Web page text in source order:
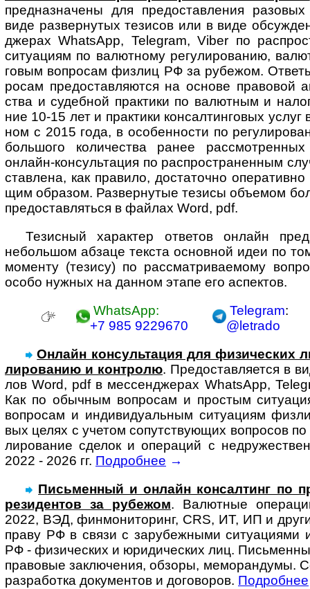
пред­наз­начены для предо­став­ления
виде развер­нутых тезисов или в виде
джерах WhatsApp, Telegram, Viber по
ситу­ациям по валют­ному регули­рованию,
говым воп­ро­сам физ­лиц РФ за рубе­жом.
росам предо­став­ляются на основе право­вой
ства и судеб­ной прак­тики по валют­ным и
ние 10-15 лет и прак­тики консал­тинговых
ном с 2015 года, в особен­ности по
боль­шого коли­чества ранее
онлайн-­консуль­тация по распро­стра­ненным
став­лена, как пра­вило, доста­точно
щим образом. Развер­нутые тезисы объ­е­мом
предо­став­ляться в файлах Word, pdf.
Тезисный характер ответов онлайн
неболь­шом абзаце текста основ­ной идеи по
моме­нту (тезису) по рас­смат­ри­ва­е­мому
особо нуж­ных на дан­ном этапе его аспектов.
WhatsApp:
+7 985 9229670
Telegram:
@letrado
Онлайн консультация для физи­чес­ких
ли­ро­ва­нию и конт­ролю. Предо­став­ля­ется в
лов Word, pdf в мес­сенд­же­рах Whats­App,
Как по обыч­ным воп­ро­сам и про­с­тым
воп­ро­сам и инди­ви­ду­аль­ным ситу­а­циям
вых целях с уче­том сопут­ст­ву­ю­щих воп­ро­сов
ли­ро­ва­ние сде­лок и опе­ра­ций с
2022 - 2026 гг. Подробнее →
Письменный и онлайн консал­тинг по
ре­зи­ден­тов за ру­бе­жом. Ва­лют­ные
2022, ВЭД, фин­мо­ни­то­ринг, CRS, ИТ, ИП и
праву РФ в связи с за­ру­беж­ны­ми ситу­ациями
РФ - физи­чес­ких и юри­ди­чес­ких лиц.
право­вые заклю­чения, обзоры, ме­мо­ран­ду­мы.
разра­ботка доку­ментов и до­го­во­ров. Подробнее